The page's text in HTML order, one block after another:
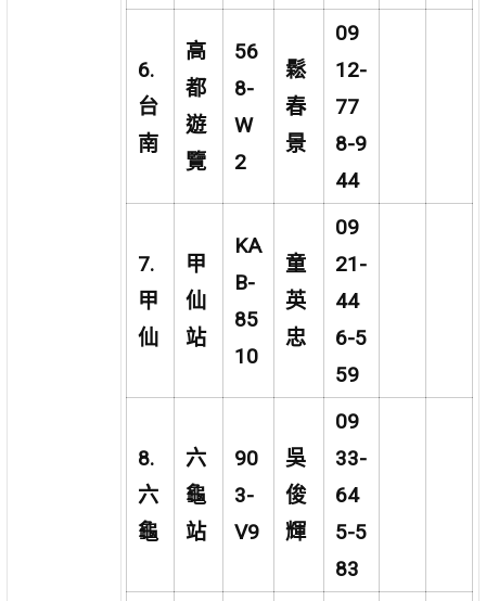
6.
台
南
高
都
遊
覽
56
8-
W
2
鬆
春
景
09
12-
77
8-9
44
7.
甲
仙
甲
仙
站
KA
B-
85
10
童
英
忠
09
21-
44
6-5
59
8.
六
龜
六
龜
站
90
3-
V9
吳
俊
輝
09
33-
64
5-5
83